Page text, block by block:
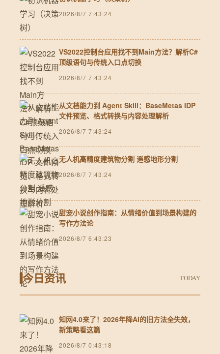
2026/8/7 7:43:24
VS2022控制台应用找不到Main方法？解析C#
顶级语句与传统入口点切换
2026/8/7 7:43:24
从文档能力到 Agent Skill：BaseMetas IDP
文件预览、格式转换与内容处理解析
2026/8/7 7:43:24
无人机高精度建筑物分割 遥感地形分割
2026/8/7 7:43:24
甜宠小说创作指南：从情绪价值到场景构建的
写作方法论
2026/8/7 6:43:23
今日资讯 TODAY
知网4.0来了！2026年降AI的旧方法全失效，
新策略看这篇
2026/8/7 0:43:18